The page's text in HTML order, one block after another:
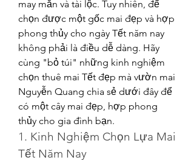
may mắn và tài lộc. Tuy nhiên, để
chọn được một gốc mai đẹp và hợp
phong thủy cho ngày Tết năm nay
không phải là điều dễ dàng. Hãy
cùng "bỏ túi" những kinh nghiệm
chọn thuê mai Tết đẹp mà vườn mai
Nguyễn Quang chia sẻ dưới đây để
có một cây mai đẹp, hợp phong
thủy cho gia đình bạn.
1. Kinh Nghiệm Chọn Lựa Mai
Tết Năm Nay